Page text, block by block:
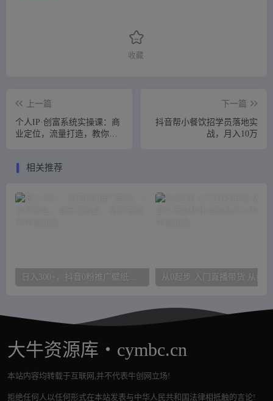
收藏
上一篇
个人IP·创富系统实操课：商
业定位，流量打造，教你做
下一篇
抖音帮小餐饮招学员落地实
战，月入10万
相关推荐
大牛资源库・cymbc.cn
本站内容均转载于互联网,并不代表牛创网立场!
拒绝任何人以任何形式在本站发表与中华人民共和国法律相抵触的言论!